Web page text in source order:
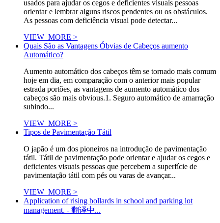
usados para ajudar os cegos e deficientes visuais pessoas
orientar e lembrar alguns riscos pendentes ou os obstáculos.
As pessoas com deficiência visual pode detectar...
VIEW_MORE >
Quais São as Vantagens Óbvias de Cabeços aumento
Automático?
Aumento automático dos cabeços têm se tornado mais comum
hoje em dia, em comparação com o anterior mais popular
estrada portões, as vantagens de aumento automático dos
cabeços são mais obvious.1. Seguro automático de amarração
subindo...
VIEW_MORE >
Tipos de Pavimentação Tátil
O japão é um dos pioneiros na introdução de pavimentação
tátil. Tátil de pavimentação pode orientar e ajudar os cegos e
deficientes visuais pessoas que percebem a superfície de
pavimentação tátil com pés ou varas de avançar...
VIEW_MORE >
Application of rising bollards in school and parking lot
management. - 翻译中...